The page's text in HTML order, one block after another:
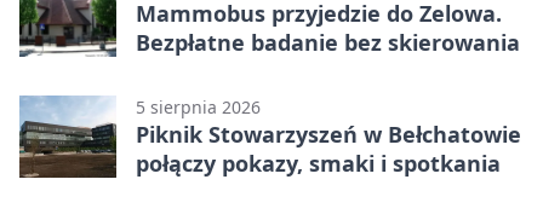
Mammobus przyjedzie do Zelowa.
Bezpłatne badanie bez skierowania
5 sierpnia 2026
Piknik Stowarzyszeń w Bełchatowie
połączy pokazy, smaki i spotkania